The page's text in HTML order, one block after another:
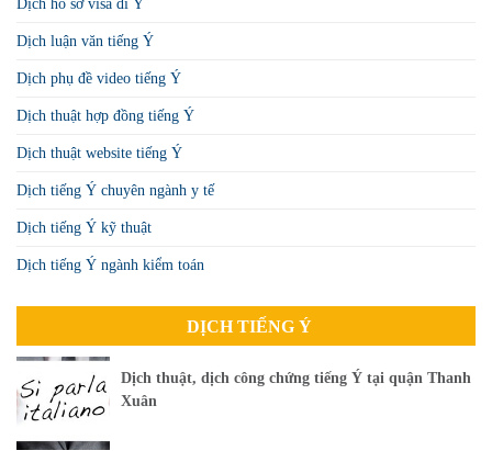
Dịch hồ sơ visa đi Ý
Dịch luận văn tiếng Ý
Dịch phụ đề video tiếng Ý
Dịch thuật hợp đồng tiếng Ý
Dịch thuật website tiếng Ý
Dịch tiếng Ý chuyên ngành y tế
Dịch tiếng Ý kỹ thuật
Dịch tiếng Ý ngành kiểm toán
DỊCH TIẾNG Ý
Dịch thuật, dịch công chứng tiếng Ý tại quận Thanh
Xuân